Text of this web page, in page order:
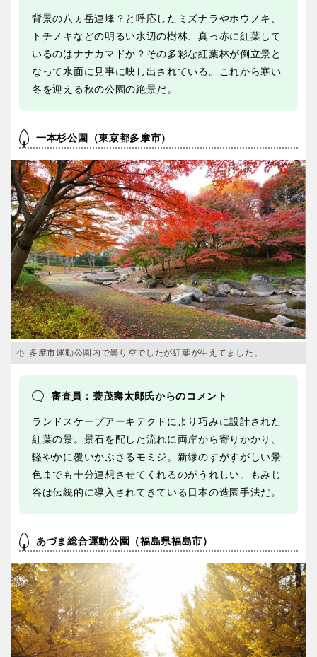
背景の八ヵ岳連峰？と呼応したミズナラやホウノキ、
トチノキなどの明るい水辺の樹林、真っ赤に紅葉して
いるのはナナカマドか？その多彩な紅葉林が倒立景と
なって水面に見事に映し出されている。これから寒い
冬を迎える秋の公園の絶景だ。
一本杉公園（東京都多摩市）
多摩市運動公園内で曇り空でしたが紅葉が生えてました。
審査員：蓑茂壽太郎氏からのコメント
ランドスケープアーキテクトにより巧みに設計された
紅葉の景。景石を配した流れに両岸から寄りかかり、
軽やかに覆いかぶさるモミジ。新緑のすがすがしい景
色までも十分連想させてくれるのがうれしい。もみじ
谷は伝統的に導入されてきている日本の造園手法だ。
あづま総合運動公園（福島県福島市）